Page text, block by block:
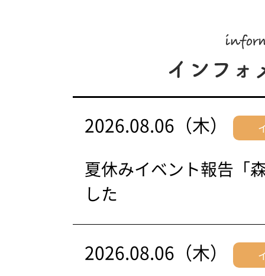
2026.08.06（木）
夏休みイベント報告「
した
2026.08.06（木）